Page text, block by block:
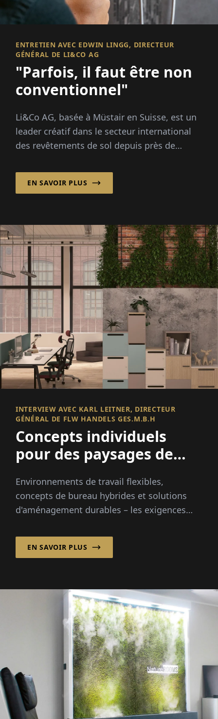
ENTRETIEN AVEC EDWIN LINGG, DIRECTEUR
GÉNÉRAL DE LI&CO AG
"Parfois, il faut être non
conventionnel"
Li&Co AG, basée à Müstair en Suisse, est un
leader créatif dans le secteur international
des revêtements de sol depuis près de
durabilité et des solutions innovantes à
partir de matériaux recyclés, l'entreprise
EN SAVOIR PLUS
INTERVIEW AVEC KARL LEITNER, DIRECTEUR
GÉNÉRAL DE FLW HANDELS GES.M.B.H
Concepts individuels
pour des paysages de
Environnements de travail flexibles,
concepts de bureau hybrides et solutions
d'aménagement durables – les exigences
sont plus variées que jamais...
EN SAVOIR PLUS